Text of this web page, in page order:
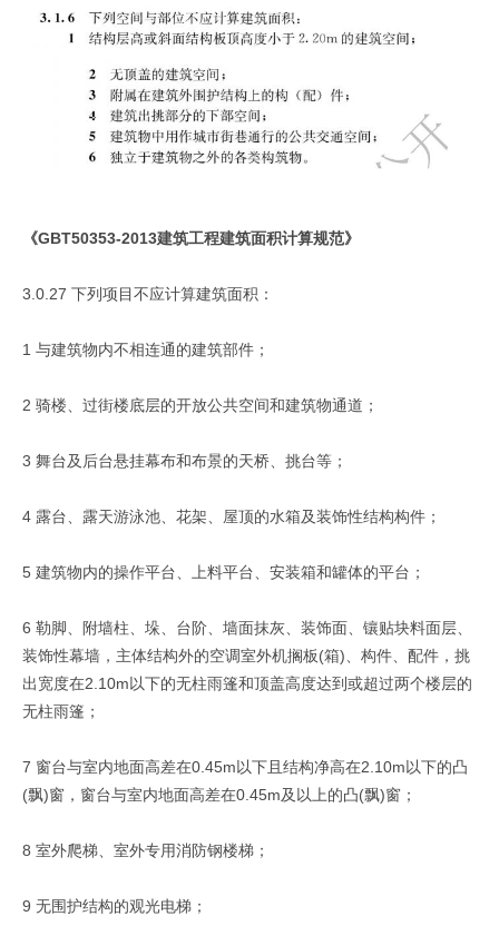
《GBT50353-2013建筑工程建筑面积计算规范》
3.0.27 下列项目不应计算建筑面积：
1 与建筑物内不相连通的建筑部件；
2 骑楼、过街楼底层的开放公共空间和建筑物通道；
3 舞台及后台悬挂幕布和布景的天桥、挑台等；
4 露台、露天游泳池、花架、屋顶的水箱及装饰性结构构件；
5 建筑物内的操作平台、上料平台、安装箱和罐体的平台；
6 勒脚、附墙柱、垛、台阶、墙面抹灰、装饰面、镶贴块料面层、
装饰性幕墙，主体结构外的空调室外机搁板(箱)、构件、配件，挑
出宽度在2.10m以下的无柱雨篷和顶盖高度达到或超过两个楼层的
无柱雨篷；
7 窗台与室内地面高差在0.45m以下且结构净高在2.10m以下的凸
(飘)窗，窗台与室内地面高差在0.45m及以上的凸(飘)窗；
8 室外爬梯、室外专用消防钢楼梯；
9 无围护结构的观光电梯；